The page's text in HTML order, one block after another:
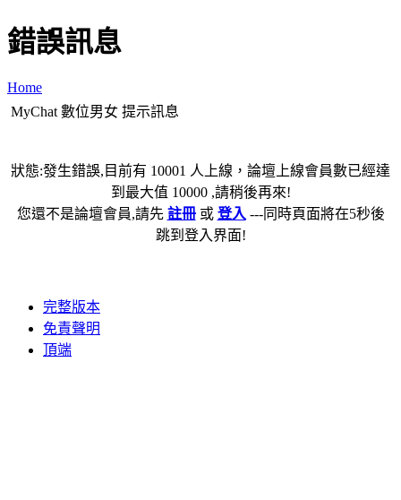
錯誤訊息
Home
MyChat 數位男女 提示訊息
狀態:發生錯誤,目前有 10001 人上線，論壇上線會員數已經達
到最大值 10000 ,請稍後再來!
您還不是論壇會員,請先 註冊或 登入 ---同時頁面將在5秒後
跳到登入界面!
完整版本
免責聲明
頂端